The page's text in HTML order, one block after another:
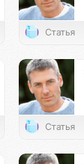
Статья
Статья